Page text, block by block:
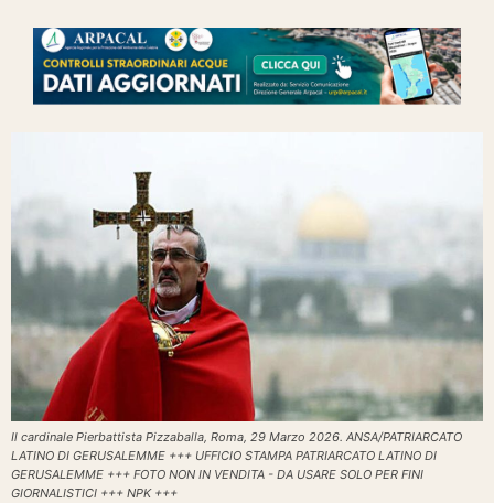
Il cardinale Pierbattista Pizzaballa, Roma, 29 Marzo 2026. ANSA/PATRIARCATO
LATINO DI GERUSALEMME +++ UFFICIO STAMPA PATRIARCATO LATINO DI
GERUSALEMME +++ FOTO NON IN VENDITA - DA USARE SOLO PER FINI
GIORNALISTICI +++ NPK +++